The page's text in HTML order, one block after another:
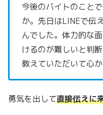
今後のバイトのこと
か。先日はLINEで伝
んでした。体力的な
けるのが難しいと判
教えていただいて心
勇気を出して直接伝えに